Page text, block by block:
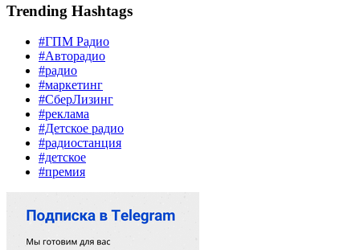
Trending Hashtags
#ГПМ Радио
#Авторадио
#радио
#маркетинг
#СберЛизинг
#реклама
#Детское радио
#радиостанция
#детское
#премия